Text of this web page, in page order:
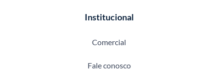
Institucional
Comercial
Fale conosco